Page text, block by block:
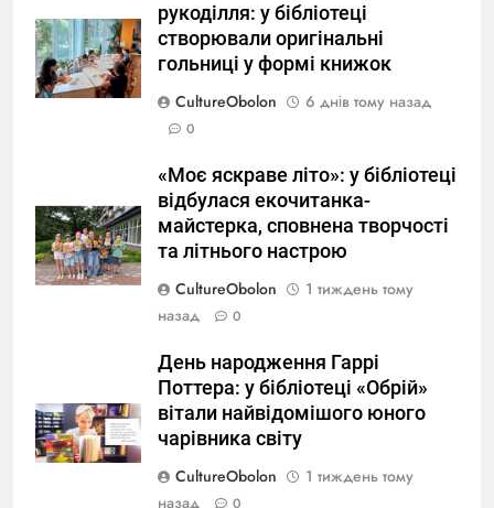
рукоділля: у бібліотеці
створювали оригінальні
гольниці у формі книжок
CultureObolon
6 днів тому назад
0
«Моє яскраве літо»: у бібліотеці
відбулася екочитанка-
майстерка, сповнена творчості
та літнього настрою
CultureObolon
1 тиждень тому
назад
0
День народження Гаррі
Поттера: у бібліотеці «Обрій»
вітали найвідомішого юного
чарівника світу
CultureObolon
1 тиждень тому
назад
0